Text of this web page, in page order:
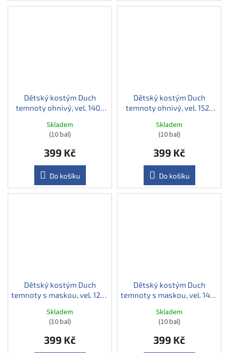
Dětský kostým Duch
temnoty ohnivý, vel. 140-
Skladem
(10 bal)
399 Kč
Do košíku
Dětský kostým Duch
temnoty ohnivý, vel. 152-
Skladem
(10 bal)
399 Kč
Do košíku
Dětský kostým Duch
temnoty s maskou, vel. 128-
Skladem
(10 bal)
399 Kč
Dětský kostým Duch
temnoty s maskou, vel. 140-
Skladem
(10 bal)
399 Kč